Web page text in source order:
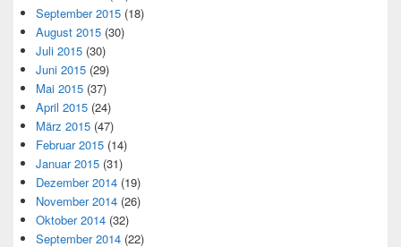
September 2015 (18)
August 2015 (30)
Juli 2015 (30)
Juni 2015 (29)
Mai 2015 (37)
April 2015 (24)
März 2015 (47)
Februar 2015 (14)
Januar 2015 (31)
Dezember 2014 (19)
November 2014 (26)
Oktober 2014 (32)
September 2014 (22)